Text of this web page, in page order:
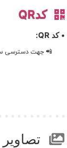
کدQR
• کد QR:
📲 جهت دسترسی
تصاویر